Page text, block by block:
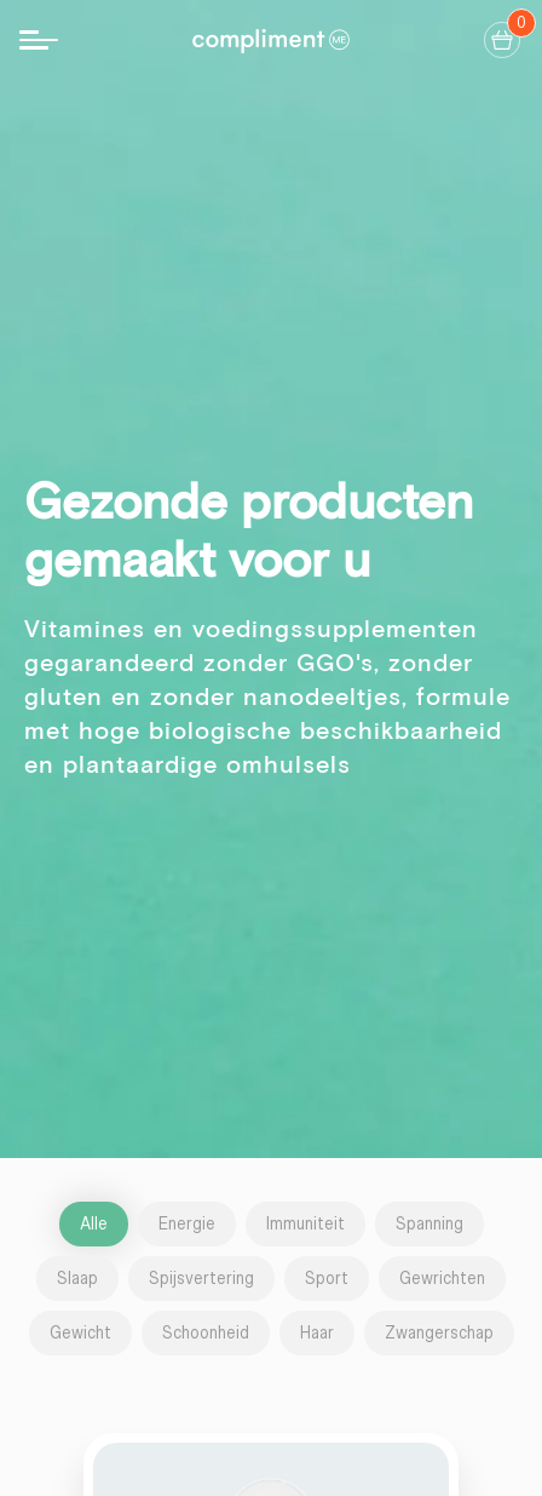
0
Gezonde producten
gemaakt voor u
Vitamines en voedingssupplementen
gegarandeerd zonder GGO's, zonder
gluten en zonder nanodeeltjes, formule
met hoge biologische beschikbaarheid
en plantaardige omhulsels
Alle Energie Immuniteit Spanning
Slaap Spijsvertering Sport Gewrichten
Gewicht Schoonheid Haar Zwangerschap